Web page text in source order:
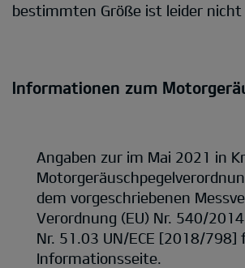
bestimmten Größe ist leider nicht
Informationen zum
Angaben zur im Mai 2021 in
dem vorgeschriebenen
Verordnung (EU) Nr. 540/
Nr. 51.03 UN/ECE [2018/
Informationsseite.